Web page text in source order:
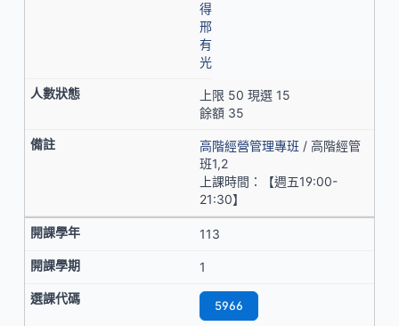
得
邢
有
光
上限 50 現選 15
餘額 35
高階經營管理專班 / 高階經管
班1,2
上課時間：【週五19:00-
21:30】
113
1
5966